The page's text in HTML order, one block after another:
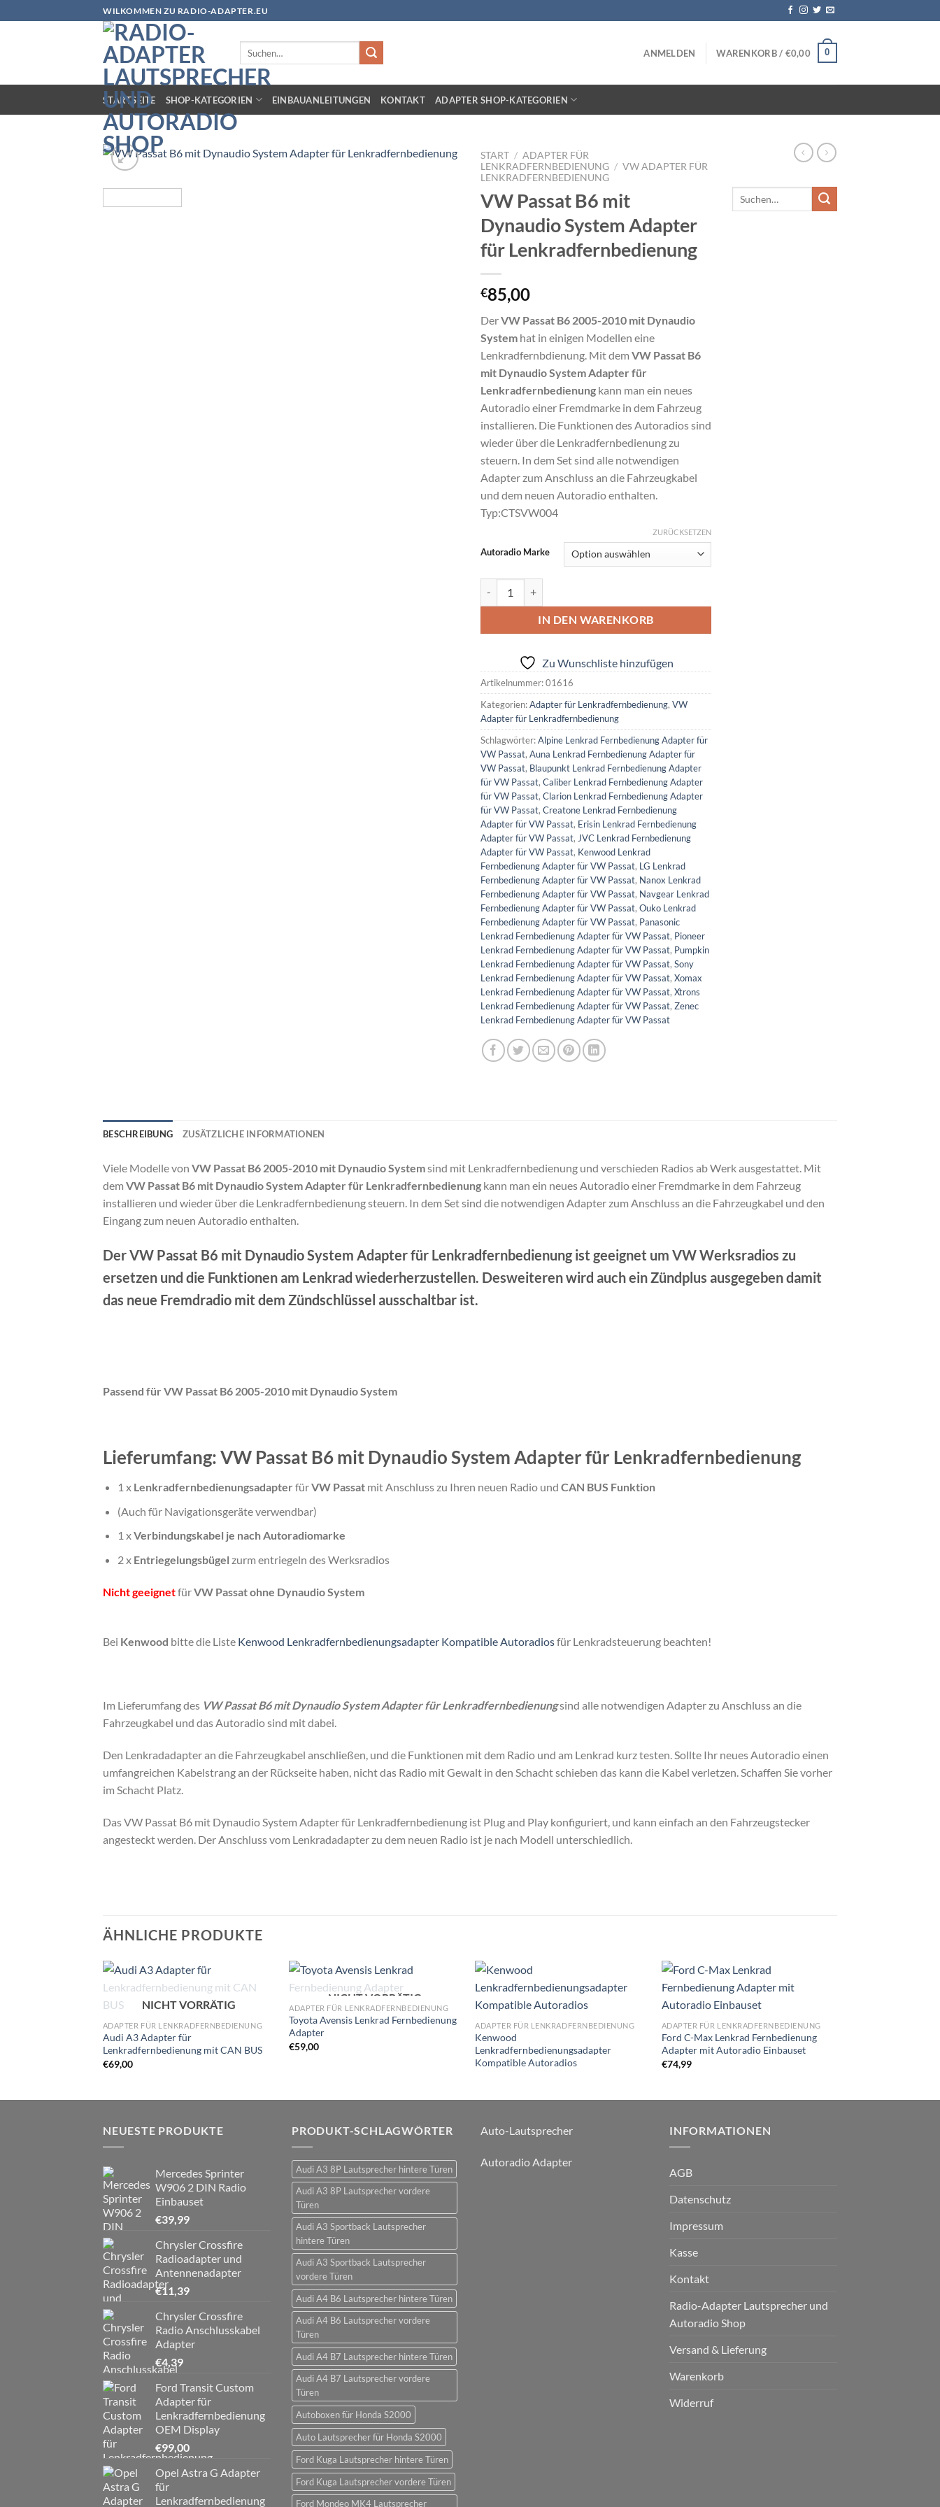
Inhalt
WILKOMMEN ZU RADIO-ADAPTER.EU
ANMELDEN WARENKORB / €0,00 0
STARTSEITE SHOP-KATEGORIEN EINBAUANLEITUNGEN KONTAKT ADAPTER SHOP-KATEGORIEN
START / ADAPTER FÜR
LENKRADFERNBEDIENUNG / VW ADAPTER FÜR
LENKRADFERNBEDIENUNG
VW Passat B6 mit
Dynaudio System Adapter
für Lenkradfernbedienung
€85,00
DerVW Passat B6 2005-2010 mit Dynaudio
System hat in einigen Modellen eine
Lenkradfernbdienung. Mit dem VW Passat B6
mit Dynaudio System Adapter für
Lenkradfernbedienung kann man ein neues
Autoradio einer Fremdmarke in dem Fahrzeug
installieren. Die Funktionen des Autoradios sind
wieder über die Lenkradfernbedienung zu
steuern. In dem Set sind alle notwendigen
Adapter zum Anschluss an die Fahrzeugkabel
und dem neuen Autoradio enthalten.
Typ:CTSVW004
Autoradio Marke
ZURÜCKSETZEN
IN DEN WARENKORB
Zu Wunschliste hinzufügen
Artikelnummer:01616
Kategorien:Adapter für Lenkradfernbedienung, VW
Adapter für Lenkradfernbedienung
Schlagwörter:Alpine Lenkrad Fernbedienung Adapter für
VW Passat, Auna Lenkrad Fernbedienung Adapter für
VW Passat, Blaupunkt Lenkrad Fernbedienung Adapter
für VW Passat, Caliber Lenkrad Fernbedienung Adapter
für VW Passat, Clarion Lenkrad Fernbedienung Adapter
für VW Passat, Creatone Lenkrad Fernbedienung
Adapter für VW Passat, Erisin Lenkrad Fernbedienung
Adapter für VW Passat, JVC Lenkrad Fernbedienung
Adapter für VW Passat, Kenwood Lenkrad
Fernbedienung Adapter für VW Passat, LG Lenkrad
Fernbedienung Adapter für VW Passat, Nanox Lenkrad
Fernbedienung Adapter für VW Passat, Navgear Lenkrad
Fernbedienung Adapter für VW Passat, Ouko Lenkrad
Fernbedienung Adapter für VW Passat, Panasonic
Lenkrad Fernbedienung Adapter für VW Passat, Pioneer
Lenkrad Fernbedienung Adapter für VW Passat, Pumpkin
Lenkrad Fernbedienung Adapter für VW Passat, Sony
Lenkrad Fernbedienung Adapter für VW Passat, Xomax
Lenkrad Fernbedienung Adapter für VW Passat, Xtrons
Lenkrad Fernbedienung Adapter für VW Passat, Zenec
Lenkrad Fernbedienung Adapter für VW Passat
BESCHREIBUNG ZUSÄTZLICHE INFORMATIONEN
Viele Modelle von VW Passat B6 2005-2010 mit Dynaudio Systemsind mit Lenkradfernbedienung und verschieden Radios ab Werk ausgestattet. Mit
dem VW Passat B6 mit Dynaudio System Adapter für Lenkradfernbedienung kann man ein neues Autoradio einer Fremdmarke in dem Fahrzeug
installieren und wieder über die Lenkradfernbedienung steuern. In dem Set sind die notwendigen Adapter zum Anschluss an die Fahrzeugkabel und den
Eingang zum neuen Autoradio enthalten.
Der VW Passat B6 mit Dynaudio System Adapter für Lenkradfernbedienung ist geeignet um VW Werksradios zu
ersetzen und die Funktionen am Lenkrad wiederherzustellen. Desweiteren wird auch ein Zündplus ausgegeben damit
das neue Fremdradio mit dem Zündschlüssel ausschaltbar ist.
Passend für VW Passat B6 2005-2010 mit Dynaudio System
Lieferumfang: VW Passat B6 mit Dynaudio System Adapter für Lenkradfernbedienung
1 x Lenkradfernbedienungsadapter fürVW Passatmit Anschluss zu Ihren neuen Radio und CAN BUS Funktion
(Auch für Navigationsgeräte verwendbar)
1 xVerbindungskabel je nach Autoradiomarke
2 x Entriegelungsbügel zurm entriegeln des Werksradios
Nicht geeignetfürVW Passat ohne Dynaudio System
Bei Kenwood bitte die Liste Kenwood Lenkradfernbedienungsadapter Kompatible Autoradiosfür Lenkradsteuerung beachten!
Im Lieferumfang des VW Passat B6 mit Dynaudio System Adapter für Lenkradfernbedienungsind alle notwendigen Adapter zu Anschluss an die
Fahrzeugkabel und das Autoradio sind mit dabei.
Den Lenkradadapter an die Fahrzeugkabel anschließen, und die Funktionen mit dem Radio und am Lenkrad kurz testen. Sollte Ihr neues Autoradio einen
umfangreichen Kabelstrang an der Rückseite haben, nicht das Radio mit Gewalt in den Schacht schieben das kann die Kabel verletzen. Schaffen Sie vorher
im Schacht Platz.
Das VW Passat B6 mit Dynaudio System Adapter für Lenkradfernbedienung ist Plug and Play konfiguriert, und kann einfach an den Fahrzeugstecker
angesteckt werden. Der Anschluss vom Lenkradadapter zu dem neuen Radio ist je nach Modell unterschiedlich.
ÄHNLICHE PRODUKTE
Wunschliste
NICHT VORRÄTIG
ADAPTER FÜR LENKRADFERNBEDIENUNG
Audi A3 Adapter für
Lenkradfernbedienung mit CAN BUS
€69,00
Wunschliste
hinzufügen
NICHT VORRÄTIG
ADAPTER FÜR LENKRADFERNBEDIENUNG
Toyota Avensis Lenkrad Fernbedienung
Adapter
€59,00
ADAPTER FÜR LENKRADFERNBEDIENUNG
Kenwood
Lenkradfernbedienungsadapter
Kompatible Autoradios
ADAPTER FÜR LENKRADFERNBEDIENUNG
Ford C-Max Lenkrad Fernbedienung
Adapter mit Autoradio Einbauset
€74,99
NEUESTE PRODUKTE
Mercedes Sprinter
W906 2 DIN Radio
Einbauset
€39,99
Chrysler Crossfire
Radioadapter und
Antennenadapter
€11,39
Chrysler Crossfire
Radio Anschlusskabel
Adapter
€4,39
Ford Transit Custom
Adapter für
Lenkradfernbedienung
OEM Display
€99,00
Opel Astra G Adapter
für
Lenkradfernbedienung
PRODUKT-SCHLAGWÖRTER
Audi A3 8P Lautsprecher hintere Türen
Audi A3 8P Lautsprecher vordere
Türen
Audi A3 Sportback Lautsprecher
hintere Türen
Audi A3 Sportback Lautsprecher
vordere Türen
Audi A4 B6 Lautsprecher hintere Türen
Audi A4 B6 Lautsprecher vordere
Türen
Audi A4 B7 Lautsprecher hintere Türen
Audi A4 B7 Lautsprecher vordere
Türen
Autoboxen für Honda S2000
Auto Lautsprecher für Honda S2000
Ford Kuga Lautsprecher hintere Türen
Ford Kuga Lautsprecher vordere Türen
Ford Mondeo MK4 Lautsprecher
Auto-Lautsprecher
Autoradio Adapter
INFORMATIONEN
AGB
Datenschutz
Impressum
Kasse
Kontakt
Radio-Adapter Lautsprecher und
Autoradio Shop
Versand & Lieferung
Warenkorb
Widerruf